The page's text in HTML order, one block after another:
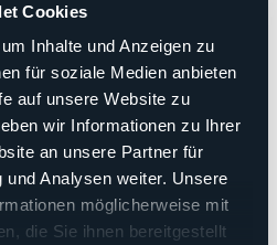
Cookies
Inhalte und Anzeigen zu
für soziale Medien anbieten
auf unsere Website zu
wir Informationen zu Ihrer
an unsere Partner für
Analysen weiter. Unsere
möglicherweise mit
die Sie ihnen bereitgestellt
for outdoor activities plus the
iron seats under the